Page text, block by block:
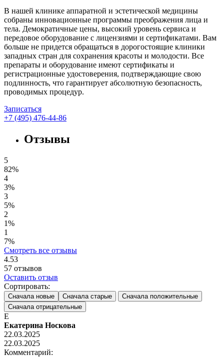
В нашей клинике аппаратной и эстетической медицины
собраны инновационные программы преображения лица и
тела. Демократичные цены, высокий уровень сервиса и
передовое оборудование с лицензиями и сертификатами. Вам
больше не придется обращаться в дорогостоящие клиники
западных стран для сохранения красоты и молодости. Все
препараты и оборудование имеют сертификаты и
регистрационные удостоверения, подтверждающие свою
подлинность, что гарантирует абсолютную безопасность,
проводимых процедур.
Записаться
+7 (495) 476-44-86
Отзывы
5
82%
4
3%
3
5%
2
1%
1
7%
Смотреть все отзывы
4.53
57 отзывов
Оставить отзыв
Сортировать:
Сначала новые Сначала старые
Сначала положительные
Сначала отрицательные
Е
Екатерина Носкова
22.03.2025
22.03.2025
Комментарий: